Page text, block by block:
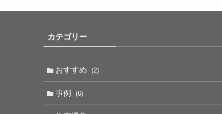
カテゴリー
おすすめ (2)
事例 (6)